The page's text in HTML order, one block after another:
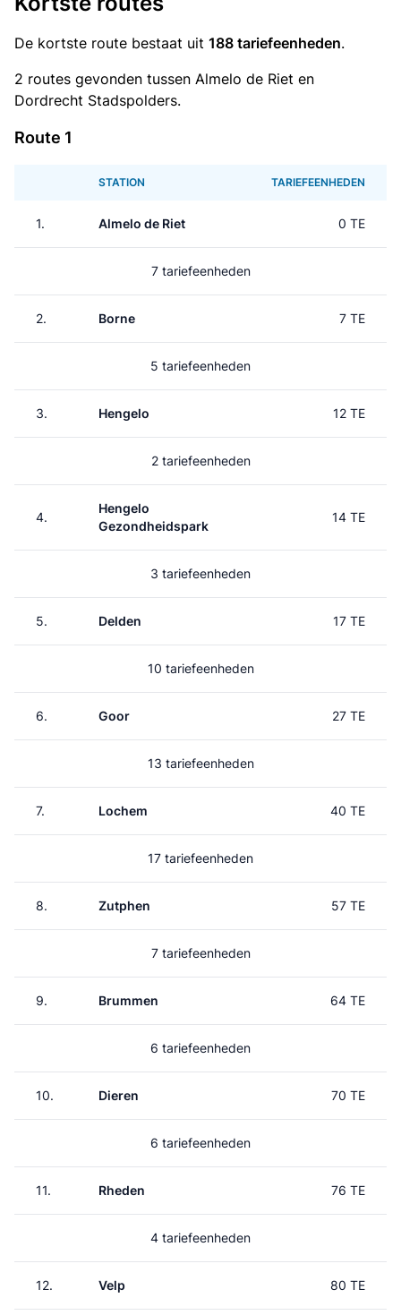
De kortste route bestaat uit 188 tariefeenheden.
2 routes gevonden tussen Almelo de Riet en
Dordrecht Stadspolders.
Route 1
STATION TARIEFEENHEDEN
1. Almelo de Riet 0 TE
7 tariefeenheden
2. Borne 7 TE
5 tariefeenheden
3. Hengelo 12 TE
2 tariefeenheden
4.
Hengelo
Gezondheidspark
14 TE
3 tariefeenheden
5. Delden 17 TE
10 tariefeenheden
6. Goor 27 TE
13 tariefeenheden
7. Lochem 40 TE
17 tariefeenheden
8. Zutphen 57 TE
7 tariefeenheden
9. Brummen 64 TE
6 tariefeenheden
10. Dieren 70 TE
6 tariefeenheden
11. Rheden 76 TE
4 tariefeenheden
12. Velp 80 TE